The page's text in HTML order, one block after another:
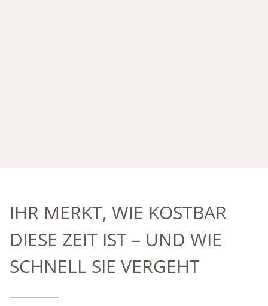
IHR MERKT, WIE KOSTBAR
DIESE ZEIT IST – UND WIE
SCHNELL SIE VERGEHT